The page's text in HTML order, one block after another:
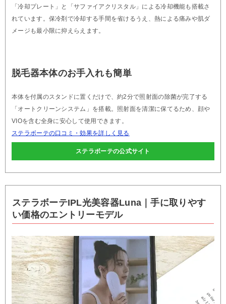
「冷却プレート」と「サファイアクリスタル」による冷却機能も搭載さ
れています。保冷剤で冷却する手間を省けるうえ、熱による痛みや肌ダ
メージも最小限に抑えらえます。
脱毛器本体のお手入れも簡単
本体を付属のスタンドに置くだけで、約2分で照射面の除菌が完了する
「オートクリーンシステム」を搭載。照射面を清潔に保てるため、顔や
VIOを含む全身に安心して使用できます。
ステラボーテの口コミ・効果を詳しく見る
ステラボーテの公式サイト
ステラボーテIPL光美容器Luna｜手に取りやす
い価格のエントリーモデル